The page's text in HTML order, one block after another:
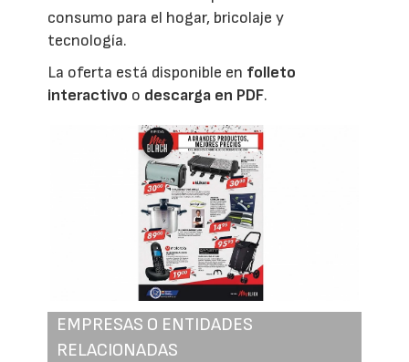
consumo para el hogar, bricolaje y
tecnología.
La oferta está disponible en folleto
interactivo o descarga en PDF.
EMPRESAS O ENTIDADES
RELACIONADAS